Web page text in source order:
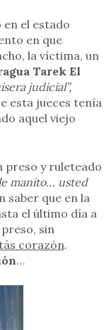
en el estado
en que
la víctima, un
Tarek El
judicial”,
esta jueces tenía
aquel viejo
preso y ruleteado
manito… usted
saber que en la
el último día a
sin
corazón.
…